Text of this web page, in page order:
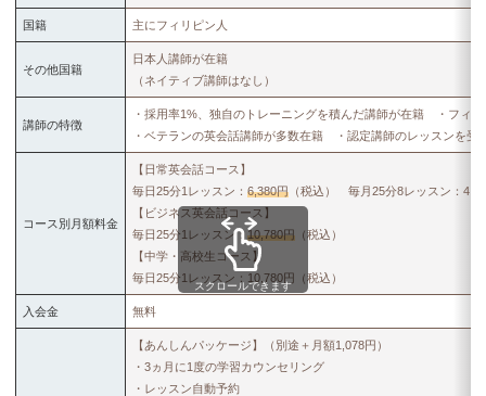
国籍 主にフィリピン人
その他国籍
日本人講師が在籍
（ネイティブ講師はなし）
講師の特徴
・採用率1%、独自のトレーニングを積んだ講師が在籍 ・フィ
・ベテランの英会話講師が多数在籍 ・認定講師のレッスンを
コース別月額料金
【日常英会話コース】
毎日25分1レッスン： 6,380円（税込） 毎月25分8レッスン：
【ビジネス英会話コース】
毎日25分1レッスン：10,780円（税込）
【中学・高校生コース】
毎日25分1レッスン：10,780円（税込）
入会金 無料
【あんしんパッケージ】（別途＋月額1,078円）
・3ヵ月に1度の学習カウンセリング
・レッスン自動予約
スクロールできます